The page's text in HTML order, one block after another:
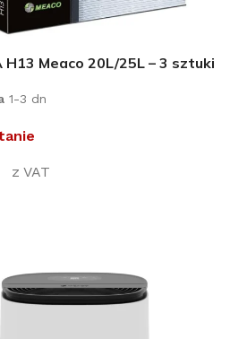
H13 Meaco 20L/25L – 3 sztuki
1-3 dn
z VAT